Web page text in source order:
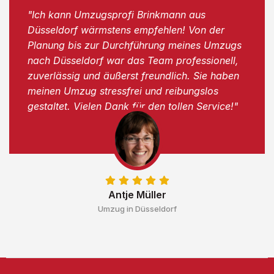
Antje Müller
Umzug in Düsseldorf
"Ich kann Umzugsprofi Brinkmann aus
Düsseldorf wärmstens empfehlen! Von der
Planung bis zur Durchführung meines Umzugs
nach Düsseldorf war das Team professionell,
zuverlässig und äußerst freundlich. Sie haben
meinen Umzug stressfrei und reibungslos
gestaltet. Vielen Dank für den tollen Service!"